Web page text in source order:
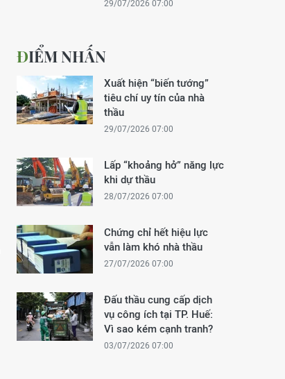
29/07/2026 07:00
ĐIỂM NHẤN
Xuất hiện “biến tướng”
tiêu chí uy tín của nhà
thầu
29/07/2026 07:00
Lấp “khoảng hở” năng lực
khi dự thầu
28/07/2026 07:00
Chứng chỉ hết hiệu lực
vẫn làm khó nhà thầu
27/07/2026 07:00
Đấu thầu cung cấp dịch
vụ công ích tại TP. Huế:
Vì sao kém cạnh tranh?
03/07/2026 07:00